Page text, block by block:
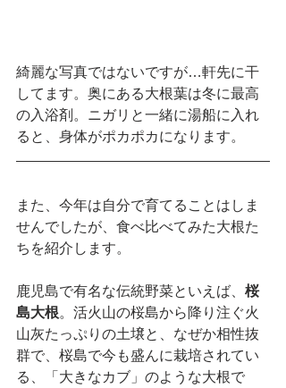
綺麗な写真ではないですが…軒先に干
してます。奥にある大根葉は冬に最高
の入浴剤。ニガリと一緒に湯船に入れ
ると、身体がポカポカになります。
また、今年は自分で育てることはしま
せんでしたが、食べ比べてみた大根た
ちを紹介します。
鹿児島で有名な伝統野菜といえば、 桜
島大根。活火山の桜島から降り注ぐ火
山灰たっぷりの土壌と、なぜか相性抜
群で、桜島で今も盛んに栽培されてい
る、「大きなカブ」のような大根で